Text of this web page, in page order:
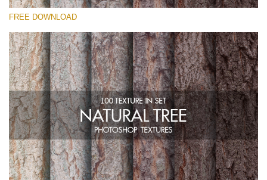
Por favor seleccione
Small 800*533px
Natural Tree
(100 Textures)
Large 6000*4000px
Entire Collection
(1783 Overlays)
Large 6000*4000px
FREE DOWNLOAD